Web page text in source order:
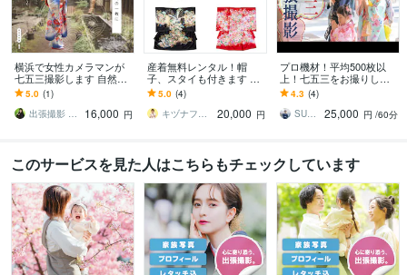
横浜で女性カメラマンが
七五三撮影します 自然な
笑顔と家族の温かい瞬間
を残します
5.0 (1)
出張撮影 YUKI PHOTO
16,000 円
産着無料レンタル！帽
子、スタイも付きます ス
ライドショーも無料で
す。産着の着付け、お任
せください！
5.0 (4)
キヅナフォト（田中ともゆき）
20,000 円
プロ機材！平均500枚以
上！七五三をお撮りしま
す 【小道具あり】【関東
エリア全域】神社・公
園・ご自宅もOK！
4.3 (4)
SUGI WORK
25,000 円 /60分
このサービスを見た人はこちらもチェックしています